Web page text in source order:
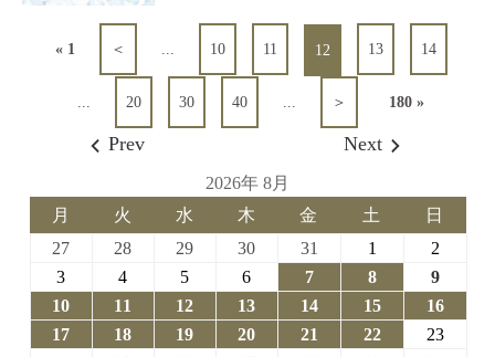
« 1 ＜ ... 10 11 12 13 14
... 20 30 40 ... ＞ 180 »
Prev Next
2026年 8月
月
曜
火
曜
水
曜
木木
曜
金
日
土
日
日
272026-
27
282026-
292026-
302026-
31
31
1
08-
01
22026-
08-
02
32026-
08-
03
42026-
08-
04
52026-
08-
05
62026-
08-
06
72026-
08-
07
82026-
08-
08
92026-
08-
09
102026-
08-
11
08-
12
08-
132026-
08-
142026-
152026-
08-
162026-
08-
172026-
182026-
192026-
202026-
21 222026-
232026-